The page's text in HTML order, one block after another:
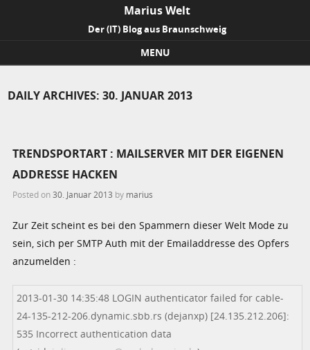
Marius Welt
Der (IT) Blog aus Braunschweig
MENU
DAILY ARCHIVES:30. JANUAR 2013
TRENDSPORTART : MAILSERVER MIT DER EIGENEN
ADDRESSE HACKEN
Posted on30. Januar 2013 by marius
Zur Zeit scheint es bei den Spammern dieser Welt Mode zu
sein, sich per SMTP Auth mit der Emailaddresse des Opfers
anzumelden :
2013-01-30 14:35:48 LOGIN authenticator failed for cable-
24-135-212-206.dynamic.sbb.rs (dejanxp) [24.135.212.206]:
535 Incorrect authentication data